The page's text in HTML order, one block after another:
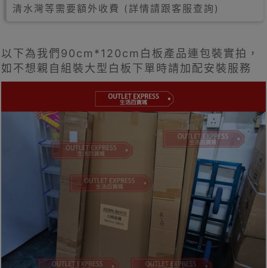
清水灣等需要額外收費 (詳情請跟客服查詢)
以下為我們90cm*120cm白板產品連包裝實拍，
如不想親自組裝大型白板下單時請加配安裝服務